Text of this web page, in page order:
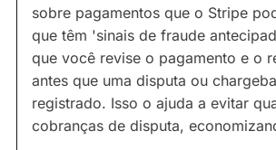
sobre pagamentos que o Stripe
que têm 'sinais de fraude
que você revise o pagamento e o
antes que uma disputa ou
registrado. Isso o ajuda a evitar
cobranças de disputa,